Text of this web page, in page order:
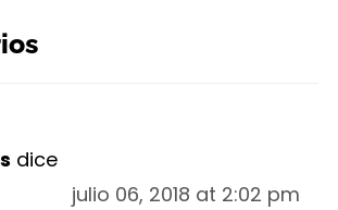
dice
julio 06, 2018 at 2:02 pm